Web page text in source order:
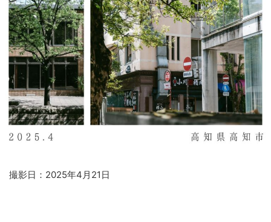
撮影日：2025年4月21日